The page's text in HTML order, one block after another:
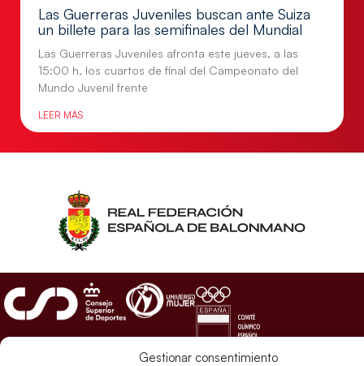
Gestionar consentimiento
Las Guerreras Juveniles buscan ante Suiza
un billete para las semifinales del Mundial
Las Guerreras Juveniles afronta este jueves, a las
15:00 h, los cuartos de final del Campeonato del
Mundo Juvenil frente
LEER MÁS